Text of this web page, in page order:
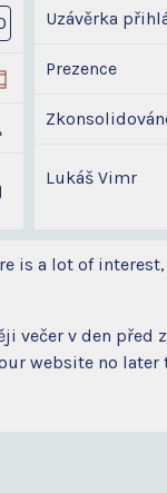
Uzávěrka
Prezence
Lukáš Vimr
is a lot of
večer v den před
website no